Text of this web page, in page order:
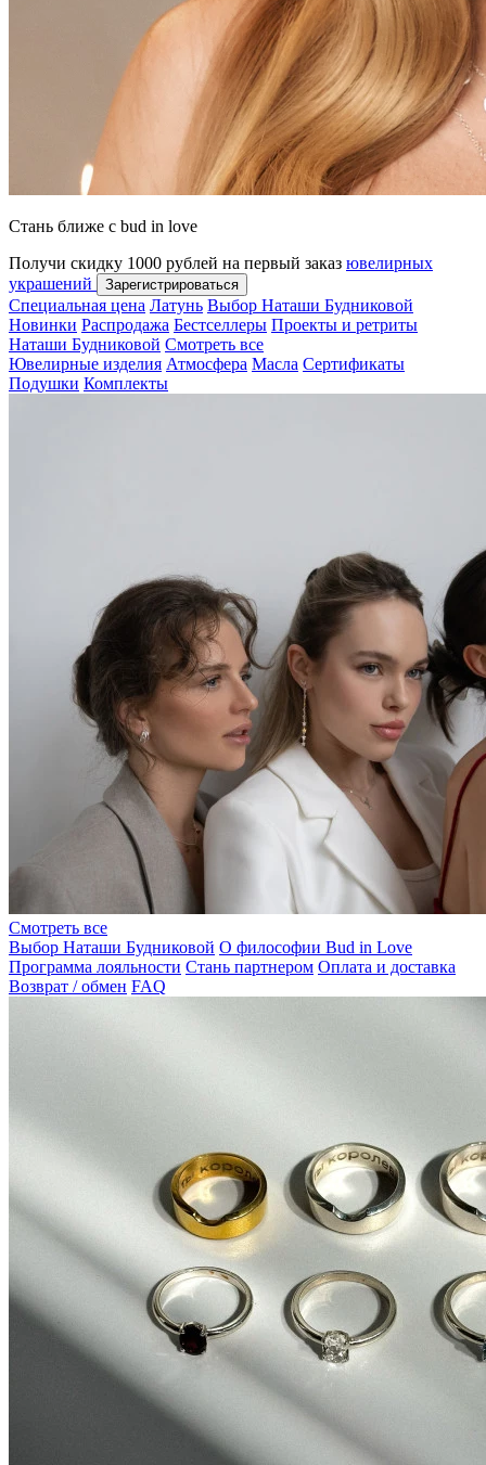
Стань ближе с bud in love
Получи скидку 1000 рублей на первый заказ ювелирных
украшений
Зарегистрироваться
Специальная цена Латунь Выбор Наташи Будниковой
Новинки Распродажа Бестселлеры Проекты и ретриты
Наташи Будниковой Смотреть все
Ювелирные изделия Атмосфера Масла Сертификаты
Подушки Комплекты
Смотреть все
Выбор Наташи Будниковой О философии Bud in Love
Программа лояльности Стань партнером Оплата и доставка
Возврат / обмен FAQ